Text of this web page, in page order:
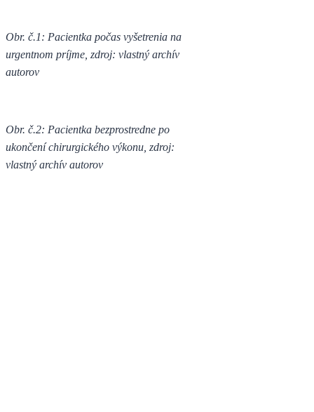
Obr. č.1: Pacientka počas vyšetrenia na
urgentnom príjme, zdroj: vlastný archív
autorov
Obr. č.2: Pacientka bezprostredne po
ukončení chirurgického výkonu, zdroj:
vlastný archív autorov